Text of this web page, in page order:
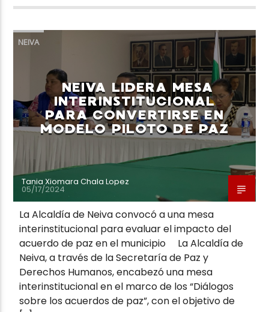
NEIVA
NEIVA LIDERA MESA
INTERINSTITUCIONAL
PARA CONVERTIRSE EN
MODELO PILOTO DE PAZ
Tania Xiomara Chala Lopez
05/17/2024
La Alcaldía de Neiva convocó a una mesa
interinstitucional para evaluar el impacto del
acuerdo de paz en el municipio La Alcaldía de
Neiva, a través de la Secretaría de Paz y
Derechos Humanos, encabezó una mesa
interinstitucional en el marco de los “Diálogos
sobre los acuerdos de paz”, con el objetivo de